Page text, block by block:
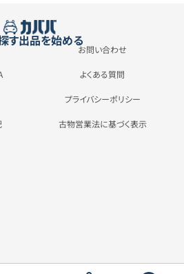
す出品を始める
お問い合わせ
よくある質問
プライバシーポリシー
古物営業法に基づく表示